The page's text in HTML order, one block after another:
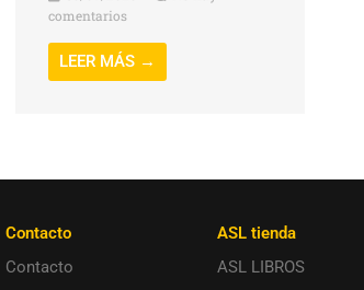
comentarios
LEER MÁS →
Contacto
Contacto
ASL tienda
ASL LIBROS